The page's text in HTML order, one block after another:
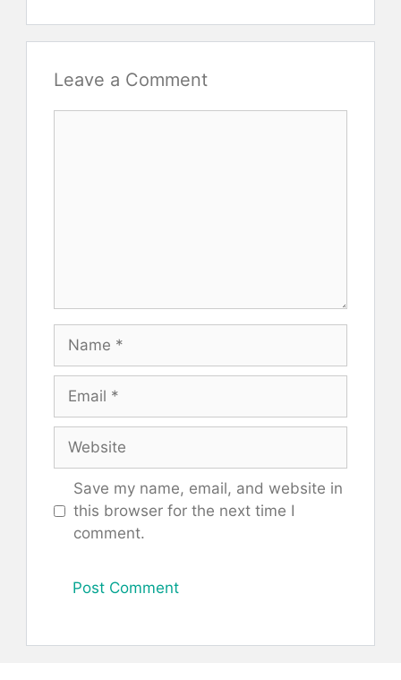
Leave a Comment
Save my name, email, and website in
this browser for the next time I
comment.